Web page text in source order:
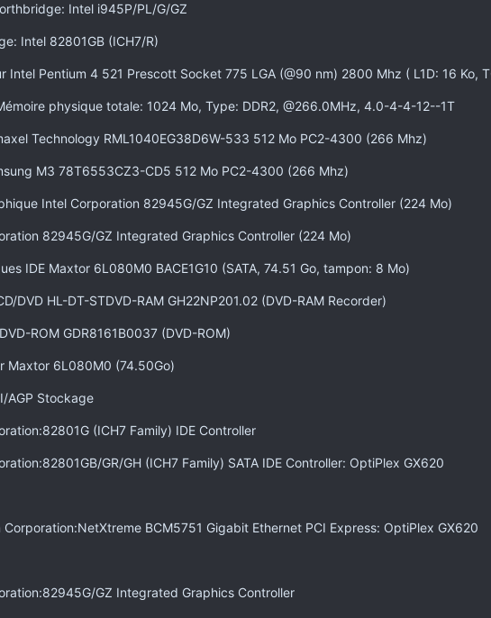
Intel i945P/PL/G/GZ
Intel 82801GB (ICH7/R)
Intel Pentium 4 521 Prescott Socket 775 LGA (@90 nm) 2800 Mhz ( L1D: 16 Ko,
physique totale: 1024 Mo, Type: DDR2, @266.0MHz, 4.0-4-4-12--1T
Technology RML1040EG38D6W-533 512 Mo PC2-4300 (266 Mhz)
M3 78T6553CZ3-CD5 512 Mo PC2-4300 (266 Mhz)
Intel Corporation 82945G/GZ Integrated Graphics Controller (224 Mo)
82945G/GZ Integrated Graphics Controller (224 Mo)
IDE Maxtor 6L080M0 BACE1G10 (SATA, 74.51 Go, tampon: 8 Mo)
DVD HL-DT-STDVD-RAM GH22NP201.02 (DVD-RAM Recorder)
ROM GDR8161B0037 (DVD-ROM)
Maxtor 6L080M0 (74.50Go)
AGP Stockage
(ICH7 Family) IDE Controller
GR/GH (ICH7 Family) SATA IDE Controller: OptiPlex GX620
Corporation:NetXtreme BCM5751 Gigabit Ethernet PCI Express: OptiPlex GX620
GZ Integrated Graphics Controller